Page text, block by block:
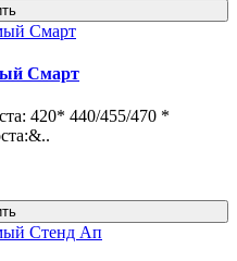
Смарт
420* 440/455/470 *